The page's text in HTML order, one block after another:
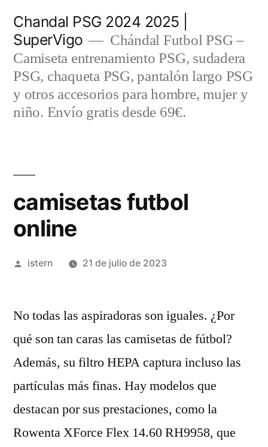
contenido
Chandal PSG 2024 2025 |
SuperVigo
Chándal Futbol PSG –
Camiseta entrenamiento PSG, sudadera
PSG, chaqueta PSG, pantalón largo PSG
y otros accesorios para hombre, mujer y
niño. Envío gratis desde 69€.
camisetas futbol
online
Publicado
istern 21 de julio de 2023
No todas las aspiradoras son iguales. ¿Por
qué son tan caras las camisetas de fútbol?
Además, su filtro HEPA captura incluso las
partículas más finas. Hay modelos que
destacan por sus prestaciones, como la
Rowenta XForce Flex 14.60 RH9958, que